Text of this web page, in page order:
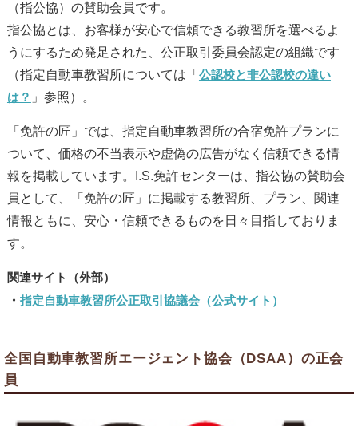
（指公協）の賛助会員です。
指公協とは、お客様が安心で信頼できる教習所を選べるよ
うにするため発足された、公正取引委員会認定の組織です
（指定自動車教習所については「 公認校と非公認校の違い
は？ 」参照）。
「免許の匠」では、指定自動車教習所の合宿免許プランに
ついて、価格の不当表示や虚偽の広告がなく信頼できる情
報を掲載しています。I.S.免許センターは、指公協の賛助会
員として、「免許の匠」に掲載する教習所、プラン、関連
情報ともに、安心・信頼できるものを日々目指しておりま
す。
指定自動車教習所公正取引協議会（公式サイト）
全国自動車教習所エージェント協会（DSAA）の正会
員